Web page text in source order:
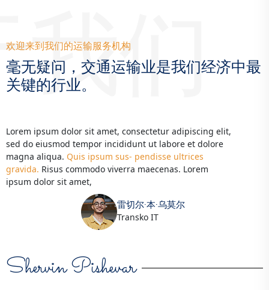
欢迎来到我们的运输服务机构
毫无疑问，交通运输业是我们经济中最
关键的行业。
我们
Lorem ipsum dolor sit amet, consectetur adipiscing elit,
sed do eiusmod tempor incididunt ut labore et dolore
magna aliqua. Quis ipsum sus- pendisse ultrices
gravida. Risus commodo viverra maecenas. Lorem
ipsum dolor sit amet,
雷切尔·本·乌莫尔
Transko IT
Shervin Pishevar